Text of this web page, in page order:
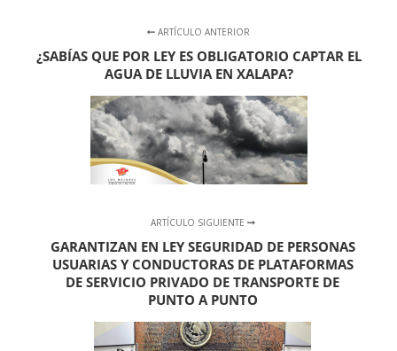
ARTÍCULO ANTERIOR
¿SABÍAS QUE POR LEY ES OBLIGATORIO CAPTAR EL
AGUA DE LLUVIA EN XALAPA?
ARTÍCULO SIGUIENTE
GARANTIZAN EN LEY SEGURIDAD DE PERSONAS
USUARIAS Y CONDUCTORAS DE PLATAFORMAS
DE SERVICIO PRIVADO DE TRANSPORTE DE
PUNTO A PUNTO